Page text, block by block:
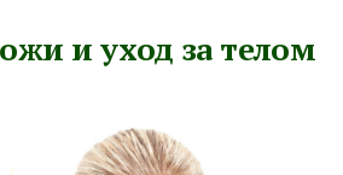
и уход за телом